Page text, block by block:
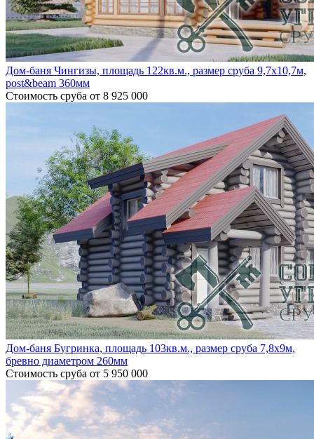
Дом-баня Чингизы, площадь 122кв.м., размер сруба 9,7х10,7м,
post&beam 360мм
Стоимость сруба от 8 925 000
Дом-баня Бугринка, площадь 103кв.м., размер сруба 7,8х9м,
бревно диаметром 260мм
Стоимость сруба от 5 950 000